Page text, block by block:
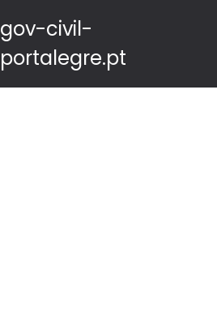
gov-civil-
portalegre.pt